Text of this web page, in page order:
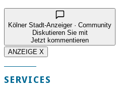
Kölner Stadt-Anzeiger · Community
Diskutieren Sie mit
Jetzt kommentieren
ANZEIGE X
SERVICES